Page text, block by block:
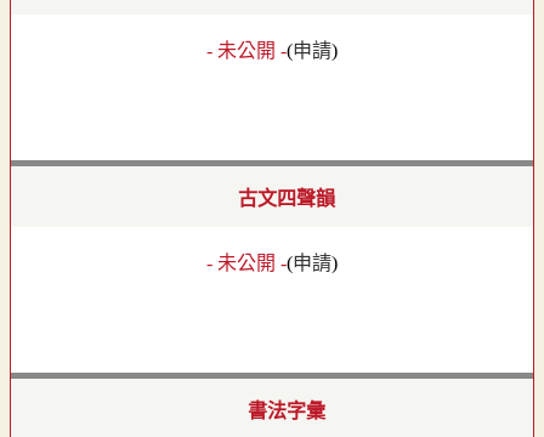
- 未公開 -(申請)
古文四聲韻
- 未公開 -(申請)
書法字彙